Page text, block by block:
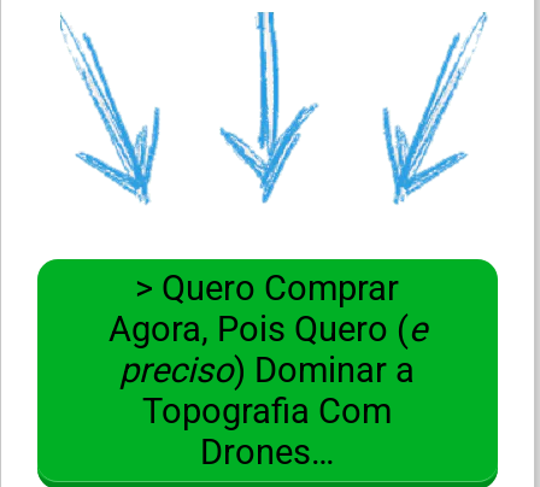
> Quero Comprar
Agora, Pois Quero (e
preciso) Dominar a
Topografia Com
Drones…